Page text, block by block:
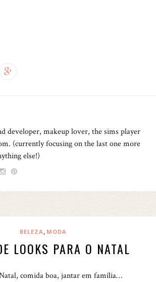
developer, makeup lover, the sims player
(currently focusing on the last one more
else!)
BELEZA, MODA
LOOKS PARA O NATAL
comida boa, jantar em família…